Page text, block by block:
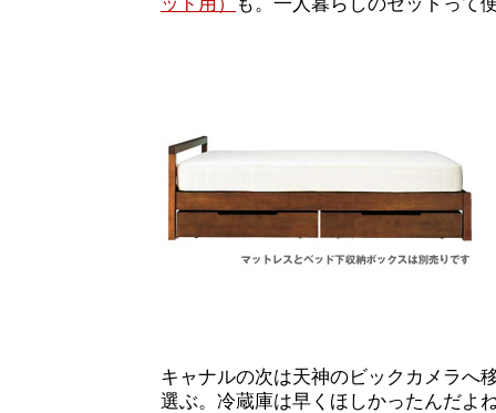
ッド用）
も。一人暮らしのセットって
キャナルの次は天神のビックカメラへ
選ぶ。冷蔵庫は早くほしかったんだよ